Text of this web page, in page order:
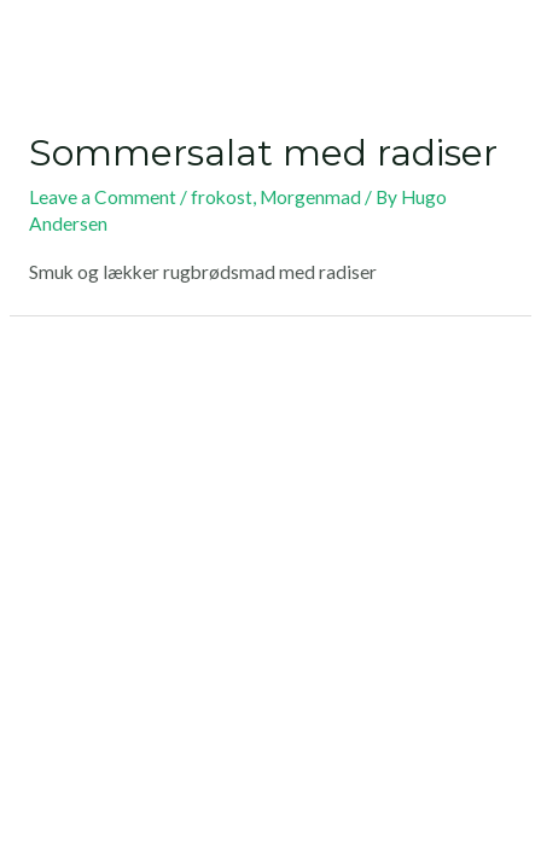
Sommersalat med radiser
Leave a Comment /frokost, Morgenmad/ By Hugo
Andersen
Smuk og lækker rugbrødsmad med radiser